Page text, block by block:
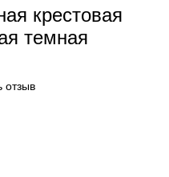
крестовая
темная
отзыв